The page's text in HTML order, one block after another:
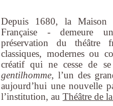
Depuis 1680, la
Française - demeure
préservation du théâtre
classiques, modernes ou
créatif qui ne cesse de
gentilhomme, l’un des
aujourd’hui une nouvelle
l’institution, au Théâtre de